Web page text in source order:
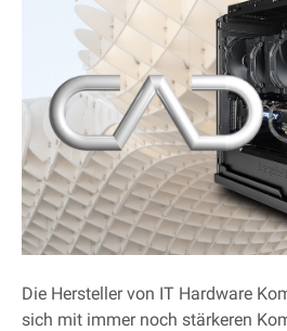
Die Hersteller von IT Hardware
sich mit immer noch stärkeren